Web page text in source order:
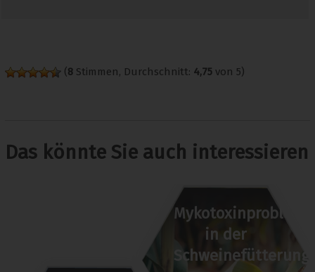
(8Stimmen, Durchschnitt: 4,75von 5)
Das könnte Sie auch interessieren
Mykotoxinprobleme
in der
Schweinefütterung